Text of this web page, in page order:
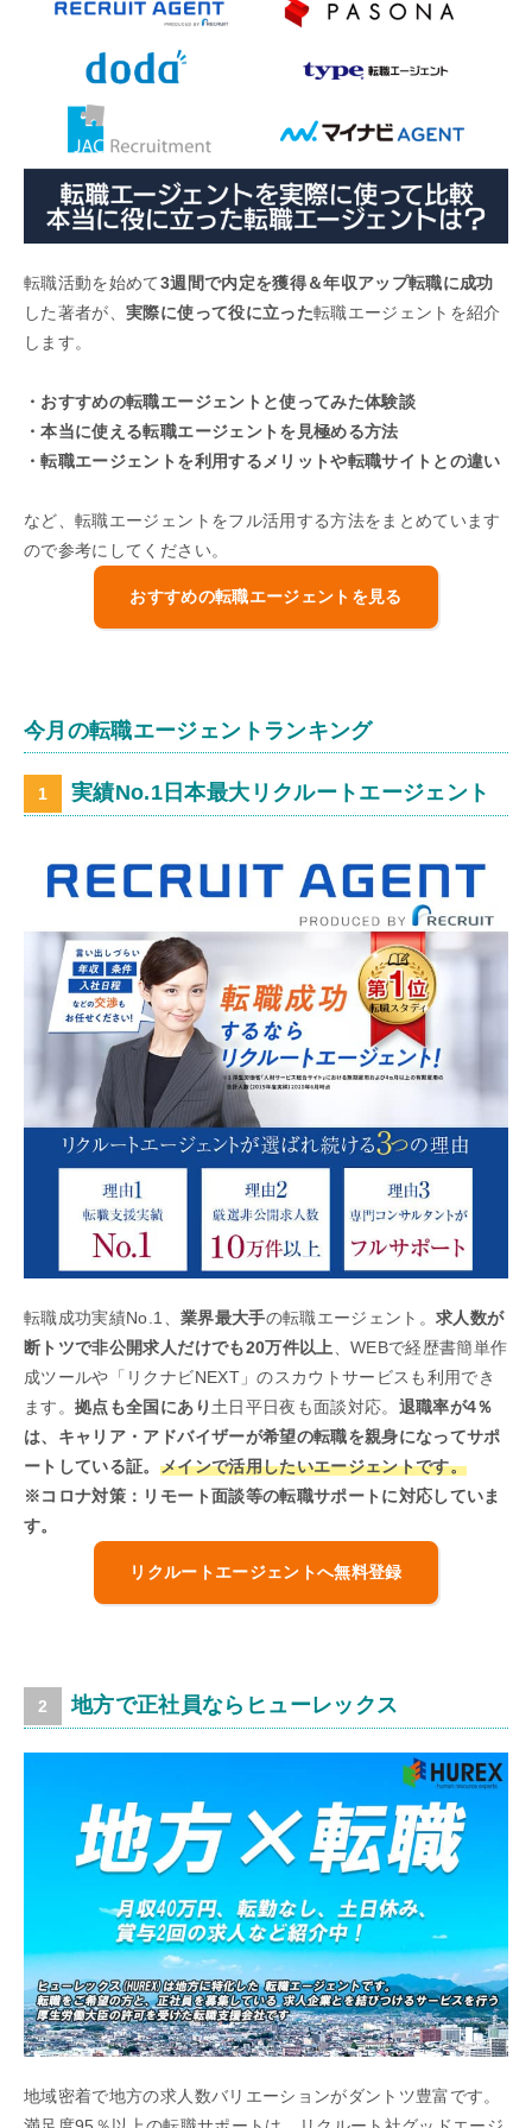
転職活動を始めて3週間で内定を獲得＆年収アップ転職に成功
した著者が、実際に使って役に立った転職エージェントを紹介
します。
・おすすめの転職エージェントと使ってみた体験談
・本当に使える転職エージェントを見極める方法
・転職エージェントを利用するメリットや転職サイトとの違い
など、転職エージェントをフル活用する方法をまとめています
ので参考にしてください。
おすすめの転職エージェントを見る
今月の転職エージェントランキング
実績No.1日本最大リクルートエージェント
転職成功実績No.1、 業界最大手の転職エージェント。求人数が
断トツで非公開求人だけでも20万件以上
、WEBで経歴書簡単作
成ツールや「リクナビNEXT」のスカウトサービスも利用でき
ます。拠点も全国にあり 土日平日夜も面談対応。 退職率が4％
は、キャリア・アドバイザーが希望の転職を親身になってサポ
ートしている証。 メインで活用したいエージェントです。
※コロナ対策：リモート面談等の転職サポートに対応していま
す。
リクルートエージェントへ無料登録
地方で正社員ならヒューレックス
地域密着で地方の求人数バリエーションがダントツ豊富です。